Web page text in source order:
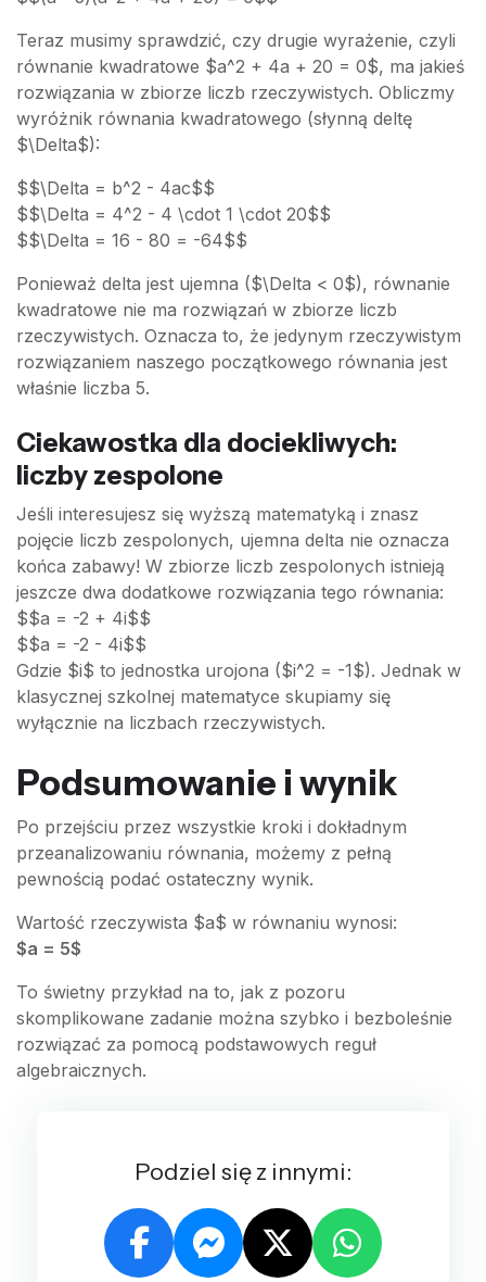
Teraz musimy sprawdzić, czy drugie wyrażenie, czyli
równanie kwadratowe $a^2 + 4a + 20 = 0$, ma jakieś
rozwiązania w zbiorze liczb rzeczywistych. Obliczmy
wyróżnik równania kwadratowego (słynną deltę
$\Delta$):
$$\Delta = b^2 - 4ac$$
$$\Delta = 4^2 - 4 \cdot 1 \cdot 20$$
$$\Delta = 16 - 80 = -64$$
Ponieważ delta jest ujemna ($\Delta < 0$), równanie
kwadratowe nie ma rozwiązań w zbiorze liczb
rzeczywistych. Oznacza to, że jedynym rzeczywistym
rozwiązaniem naszego początkowego równania jest
właśnie liczba 5.
Ciekawostka dla dociekliwych:
liczby zespolone
Jeśli interesujesz się wyższą matematyką i znasz
pojęcie liczb zespolonych, ujemna delta nie oznacza
końca zabawy! W zbiorze liczb zespolonych istnieją
jeszcze dwa dodatkowe rozwiązania tego równania:
$$a = -2 + 4i$$
$$a = -2 - 4i$$
Gdzie $i$ to jednostka urojona ($i^2 = -1$). Jednak w
klasycznej szkolnej matematyce skupiamy się
wyłącznie na liczbach rzeczywistych.
Podsumowanie i wynik
Po przejściu przez wszystkie kroki i dokładnym
przeanalizowaniu równania, możemy z pełną
pewnością podać ostateczny wynik.
Wartość rzeczywista $a$ w równaniu wynosi:
$a = 5$
To świetny przykład na to, jak z pozoru
skomplikowane zadanie można szybko i bezboleśnie
rozwiązać za pomocą podstawowych reguł
algebraicznych.
Podziel się z innymi: